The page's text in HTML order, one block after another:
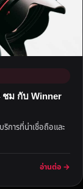
ชม กับ Winner
การที่น่าเชื่อถือและ
อ่านต่อ →